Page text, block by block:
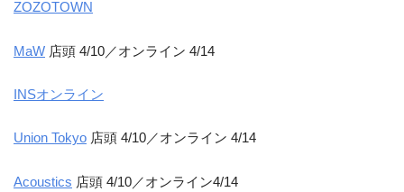
ZOZOTOWN
MaW 店頭 4/10／オンライン 4/14
INSオンライン
Union Tokyo 店頭 4/10／オンライン 4/14
Acoustics 店頭 4/10／オンライン4/14